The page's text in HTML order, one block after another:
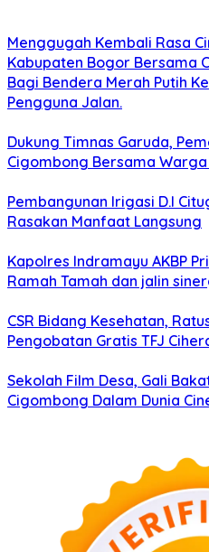
Menggugah Kembali Rasa
Kabupaten Bogor Bersama
Bagi Bendera Merah Putih
Pengguna Jalan.
Dukung Timnas Garuda,
Cigombong Bersama
Pembangunan Irigasi D.I
Rasakan Manfaat Langsung
Kapolres Indramayu AKBP
Ramah Tamah dan jalin
CSR Bidang Kesehatan,
Pengobatan Gratis TFJ
Sekolah Film Desa, Gali
Cigombong Dalam Dunia